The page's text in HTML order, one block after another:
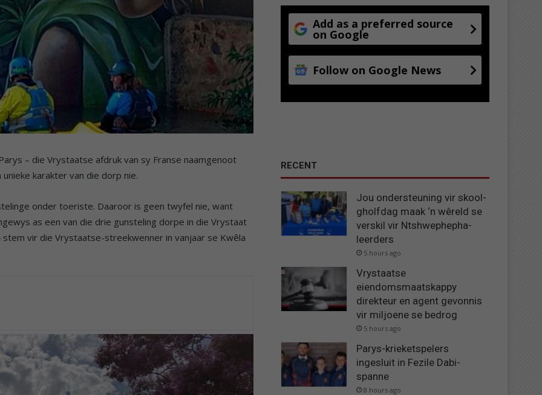
– die Vrystaatse afdruk van sy Franse naamgenoot
karakter van die dorp nie.
onder toeriste. Daaroor is geen twyfel nie, want
as een van die drie gunsteling dorpe in die Vrystaat
vir die Vrystaatse-streekwenner in vanjaar se Kwêla
Add as a preferred source
on Google
Follow on Google News
RECENT
Jou ondersteuning vir skool-
gholfdag maak ‘n wêreld se
verskil vir Ntshwephepha-
leerders
5 hours ago
Vrystaatse
eiendomsmaatskappy
direkteur en agent gevonnis
vir miljoene se bedrog
5 hours ago
Parys-krieketspelers
ingesluit in Fezile Dabi-
spanne
8 hours ago